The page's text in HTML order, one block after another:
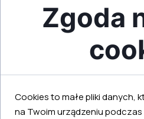
Zgoda
Cookies to małe pliki danych,
na Twoim urządzeniu